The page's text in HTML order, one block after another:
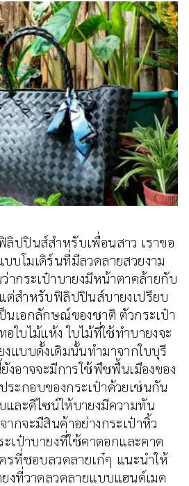
ลิปปินส์สำหรับเพื่อนสาว เราขอ
บโมเดิร์นที่มีลวดลายสวยงาม
ากระเป๋าบายงมีหน้าตาคล้ายกับ
ต่สำหรับฟิลิปปินส์บายงเปรียบ
นเอกลักษณ์ของชาติ ตัวกระเป๋า
ใบไม้แห้ง ใบไม้ที่ใช้ทำบายงจะ
แบบดั้งเดิมนั้นทำมาจากใบบุรี
งอาจจะมีการใช้พืชพื้นเมืองของ
ะกอบของกระเป๋าด้วยเช่นกัน
ละดีไซน์ให้บายงมีความทัน
กจะมีสินค้าอย่างกระเป๋าหิ้ว
ะเป๋าบายงที่ใช้คาดอกและคาด
รที่ชอบลวดลายเก๋ๆ แนะนำให้
งที่วาดลวดลายแบบแฮนด์เมด